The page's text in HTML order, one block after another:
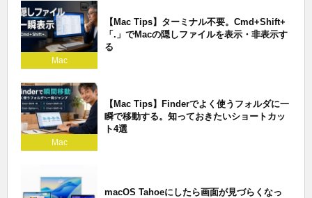
Mac
【Mac Tips】ターミナル不要。Cmd+Shift+
「.」でMacの隠しファイルを表示・非表示す
る
Mac
【Mac Tips】Finderでよく使うフォルダに一
瞬で移動する。知っておきたいショートカッ
ト4選
macOS Tahoeにしたら画面が見づらくなっ